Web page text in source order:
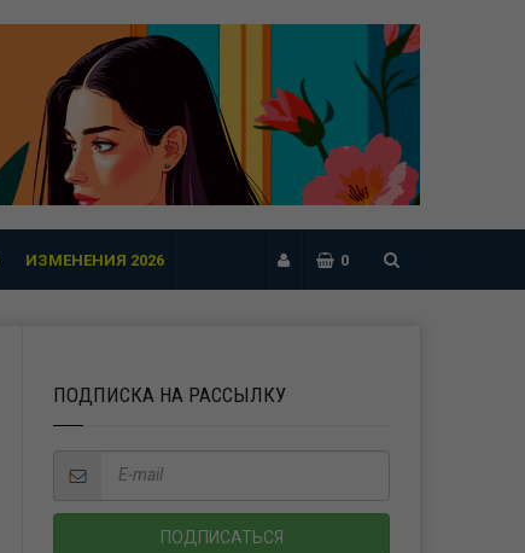
ИЗМЕНЕНИЯ 2026 0
ПОДПИСКА НА РАССЫЛКУ